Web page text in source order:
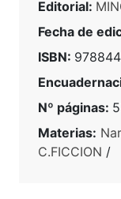
Editorial:
Fecha de
ISBN:
Nº páginas:
Materias:
C.FICCION /